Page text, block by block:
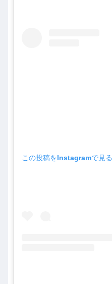
この投稿をInstagramで見る